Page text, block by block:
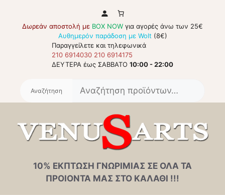
περιεχόμενο
Δωρεάν αποστολή με BOX NOW για αγορές άνω των 25€
Αυθημερόν παράδοση με Wolt (8€)
Παραγγείλετε και τηλεφωνικά
210 6914030 210 6914175
ΔΕΥΤΕΡΑ έως ΣΑΒΒΑΤΟ 10:00 - 22:00
10% ΕΚΠΤΩΣΗ ΓΝΩΡΙΜΙΑΣ ΣΕ ΟΛΑ ΤΑ
ΠΡΟΙΟΝΤΑ ΜΑΣ ΣΤΟ ΚΑΛΑΘΙ !!!